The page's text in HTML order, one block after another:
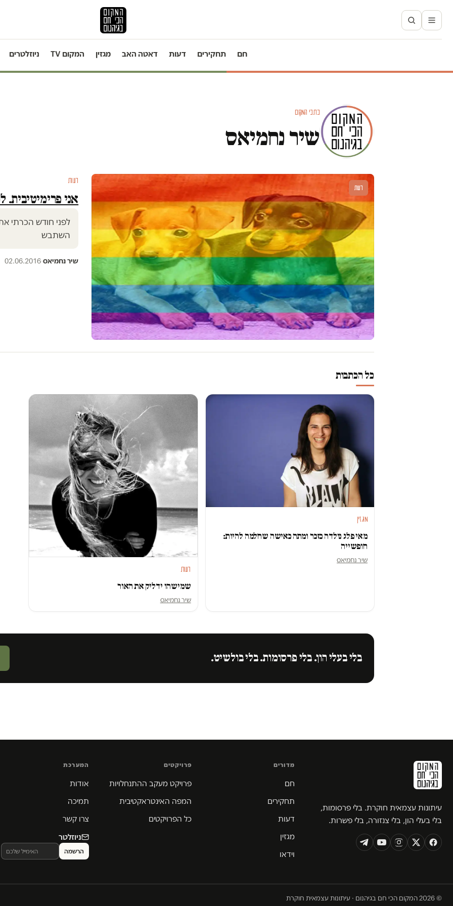
חם תחקירים דעות דאטה האב מגזין המקום TV ניוזלטרים
כתבי המקום
שיר נחמיאס
דעות
דעות
אני פרימיטיבית. למה? כי 2016
לפני חודש הכרתי
השתבש
שיר נחמיאס·
02.06.2016
כל הכתבות
מגזין
מאי פלג נולדה כזכר ומתה כאישה שחלמה להיות:
חופשייה
שיר נחמיאס
דעות
שמישהו ידליק את האור
שיר נחמיאס
בלי בעלי הון. בלי פרסומות. בלי בולשיט.
עיתונות עצמאית חוקרת. בלי פרסומות,
בלי בעלי הון, בלי צנזורה, בלי פשרות.
מדורים
חם
תחקירים
דעות
מגזין
וידאו
פרויקטים
פרויקט מעקב ההתנחלויות
המפה האינטראקטיבית
כל הפרויקטים
המערכת
אודות
תמיכה
צרו קשר
ניוזלטר
© 2026 המקום הכי חם בגיהנום · עיתונות עצמאית חוקרת